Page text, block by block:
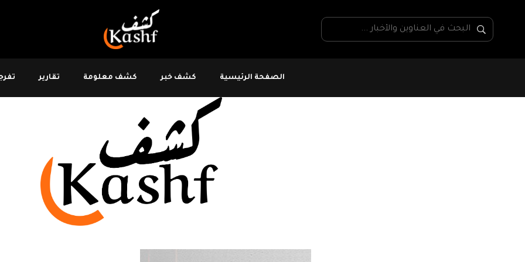
الصفحة الرئيسية كشف خبر كشف معلومة تقارير